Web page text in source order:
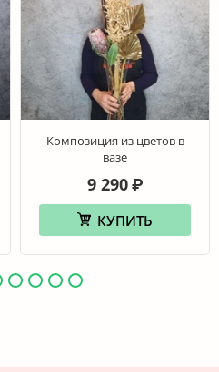
Композиция из цветов в
вазе
9 290 ₽
КУПИТЬ